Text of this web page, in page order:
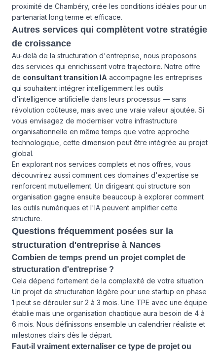
proximité de Chambéry, crée les conditions idéales pour un
partenariat long terme et efficace.
Autres services qui complètent votre stratégie
de croissance
Au-delà de la structuration d'entreprise, nous proposons
des services qui enrichissent votre trajectoire. Notre offre
de consultant transition IA accompagne les entreprises
qui souhaitent intégrer intelligemment les outils
d'intelligence artificielle dans leurs processus — sans
révolution coûteuse, mais avec une vraie valeur ajoutée. Si
vous envisagez de moderniser votre infrastructure
organisationnelle en même temps que votre approche
technologique, cette dimension peut être intégrée au projet
global.
En explorant nos services complets et nos offres , vous
découvrirez aussi comment ces domaines d'expertise se
renforcent mutuellement. Un dirigeant qui structure son
organisation gagne ensuite beaucoup à explorer comment
les outils numériques et l'IA peuvent amplifier cette
structure.
Questions fréquemment posées sur la
structuration d'entreprise à Nances
Combien de temps prend un projet complet de
structuration d'entreprise ?
Cela dépend fortement de la complexité de votre situation.
Un projet de structuration légère pour une startup en phase
1 peut se dérouler sur 2 à 3 mois. Une TPE avec une équipe
établie mais une organisation chaotique aura besoin de 4 à
6 mois. Nous définissons ensemble un calendrier réaliste et
milestones clairs dès le départ.
Faut-il vraiment externaliser ce type de projet ou